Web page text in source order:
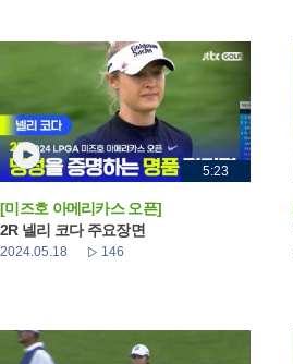
5:23
[미즈호 아메리카스 오픈]
2R 넬리 코다 주요장면
2024.05.18 146